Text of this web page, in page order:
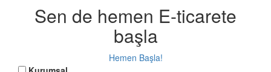
Sen de hemen E-ticarete
başla
Hemen Başla!